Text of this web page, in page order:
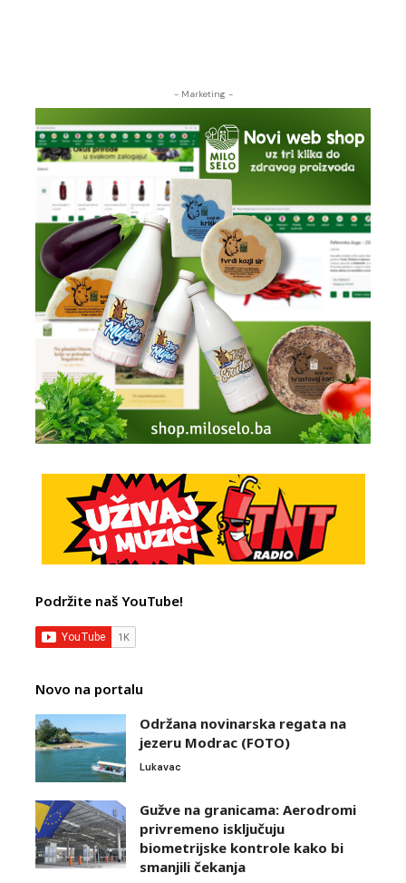
- Marketing -
Podržite naš YouTube!
Novo na portalu
Održana novinarska regata na
jezeru Modrac (FOTO)
Lukavac
Gužve na granicama: Aerodromi
privremeno isključuju
biometrijske kontrole kako bi
smanjili čekanja